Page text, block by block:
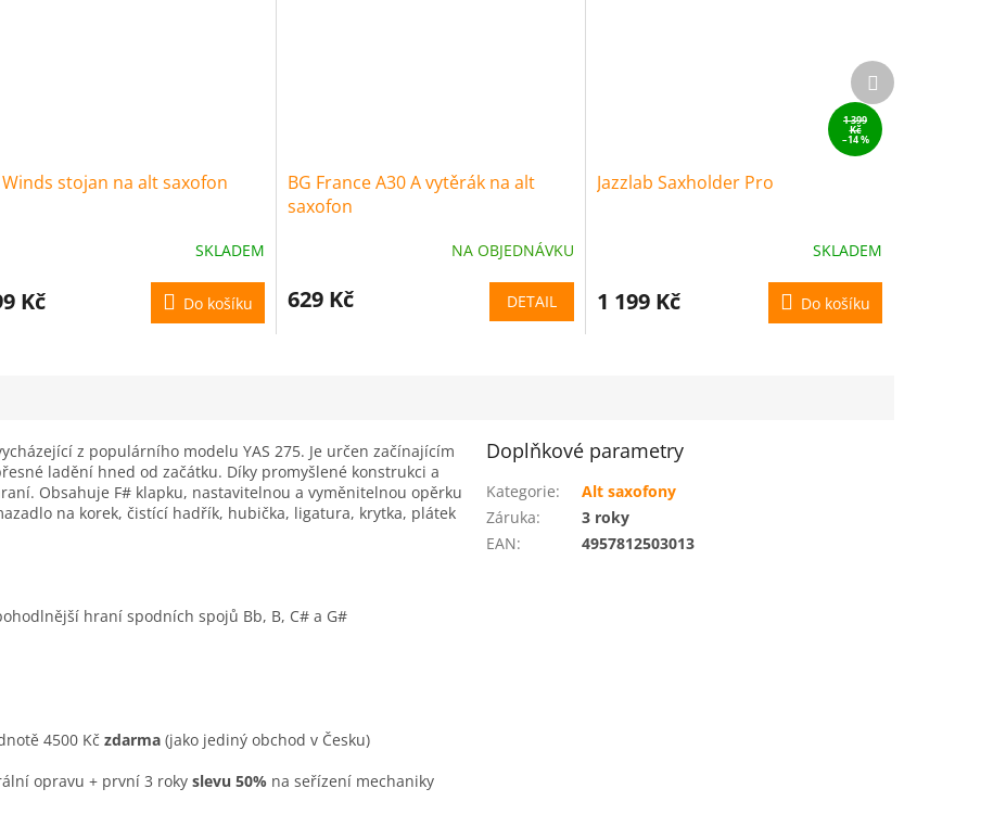
Winds stojan na alt saxofon
SKLADEM
Kč Do košíku
BG France A30 A vytěrák na alt
saxofon
NA OBJEDNÁVKU
629 Kč DETAIL
1 399
Kč
–14 %
Jazzlab Saxholder Pro
SKLADEM
1 199 Kč Do košíku
Další
produkt
z populárního modelu YAS 275. Je určen začínajícím
ladění hned od začátku. Díky promyšlené konstrukci a
Obsahuje F# klapku, nastavitelnou a vyměnitelnou opěrku
na korek, čistící hadřík, hubička, ligatura, krytka, plátek
hraní spodních spojů Bb, B, C# a G#
4500 Kč zdarma (jako jediný obchod v Česku)
opravu + první 3 roky slevu 50% na seřízení mechaniky
Doplňkové parametry
Kategorie:
Alt saxofony
Záruka:
3 roky
EAN: 4957812503013